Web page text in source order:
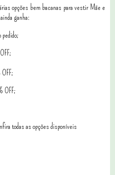
opções bem bacanas para vestir Mãe e
ganha:
pedido;
OFF;
todas as opções disponíveis